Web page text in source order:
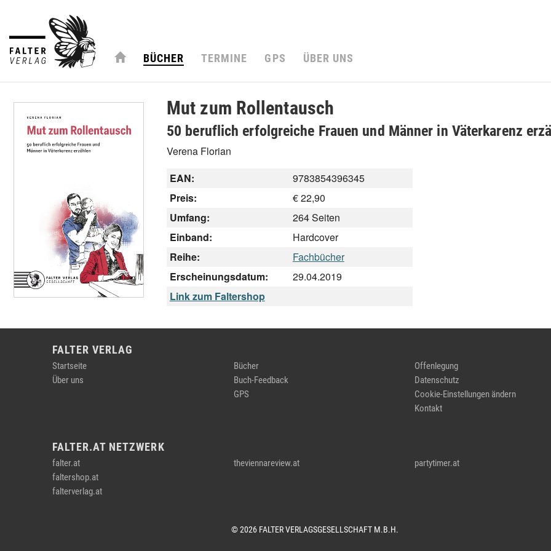
BÜCHER TERMINE GPS ÜBER UNS
Mut zum Rollentausch
50 beruflich erfolgreiche Frauen und Männer in Väterkarenz
Verena Florian
EAN:
9783854396345
Preis:
€ 22,90
Umfang:
264 Seiten
Einband:
Hardcover
Reihe:
Fachbücher
Erscheinungsdatum:
29.04.2019
Link zum Faltershop
FALTER VERLAG
Startseite
Über uns
Bücher
Buch-Feedback
GPS
Offenlegung
Datenschutz
Cookie-Einstellungen ändern
Kontakt
FALTER.AT NETZWERK
falter.at
faltershop.at
falterverlag.at
theviennareview.at partytimer.at
© 2026 FALTER VERLAGSGESELLSCHAFT M.B.H.